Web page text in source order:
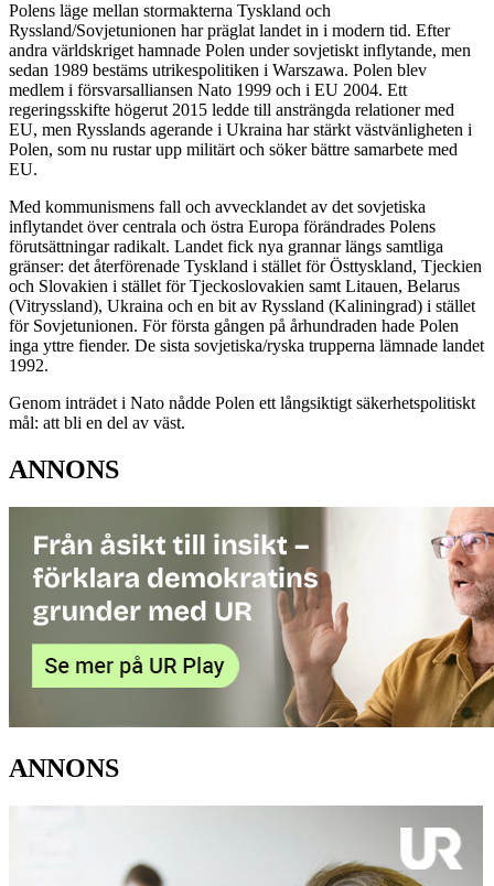
Polens läge mellan stormakterna Tyskland och
Ryssland/Sovjetunionen har präglat landet in i modern tid. Efter
andra världskriget hamnade Polen under sovjetiskt inflytande, men
sedan 1989 bestäms utrikespolitiken i Warszawa. Polen blev
medlem i försvarsalliansen Nato 1999 och i EU 2004. Ett
regeringsskifte högerut 2015 ledde till ansträngda relationer med
EU, men Rysslands agerande i Ukraina har stärkt västvänligheten i
Polen, som nu rustar upp militärt och söker bättre samarbete med
EU.
Med kommunismens fall och avvecklandet av det sovjetiska
inflytandet över centrala och östra Europa förändrades Polens
förutsättningar radikalt. Landet fick nya grannar längs samtliga
gränser: det återförenade Tyskland i stället för Östtyskland, Tjeckien
och Slovakien i stället för Tjeckoslovakien samt Litauen, Belarus
(Vitryssland), Ukraina och en bit av Ryssland (Kaliningrad) i stället
för Sovjetunionen. För första gången på århundraden hade Polen
inga yttre fiender. De sista sovjetiska/ryska trupperna lämnade landet
1992.
Genom inträdet i Nato nådde Polen ett långsiktigt säkerhetspolitiskt
mål: att bli en del av väst.
ANNONS
ANNONS